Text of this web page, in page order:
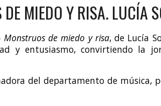
MIEDO Y RISA. LUCÍA
Monstruos de miedo y risa, de Lucía
y entusiasmo, convirtiendo la
del departamento de